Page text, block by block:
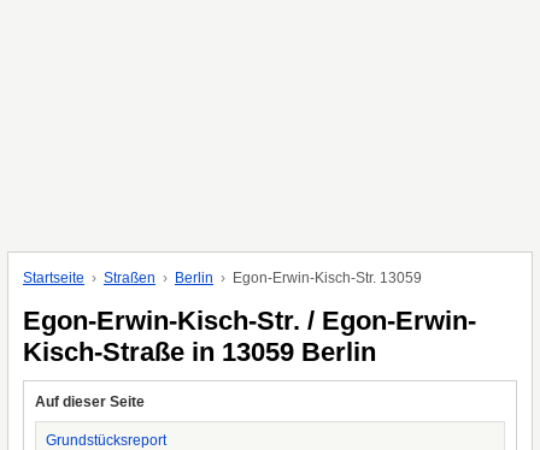
Startseite Straßen Berlin Egon-Erwin-Kisch-Str. 13059
Egon-Erwin-Kisch-Str. / Egon-Erwin-
Kisch-Straße in 13059 Berlin
Auf dieser Seite
Grundstücksreport